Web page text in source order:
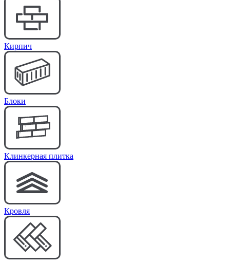
Кирпич
Блоки
Клинкерная плитка
Кровля